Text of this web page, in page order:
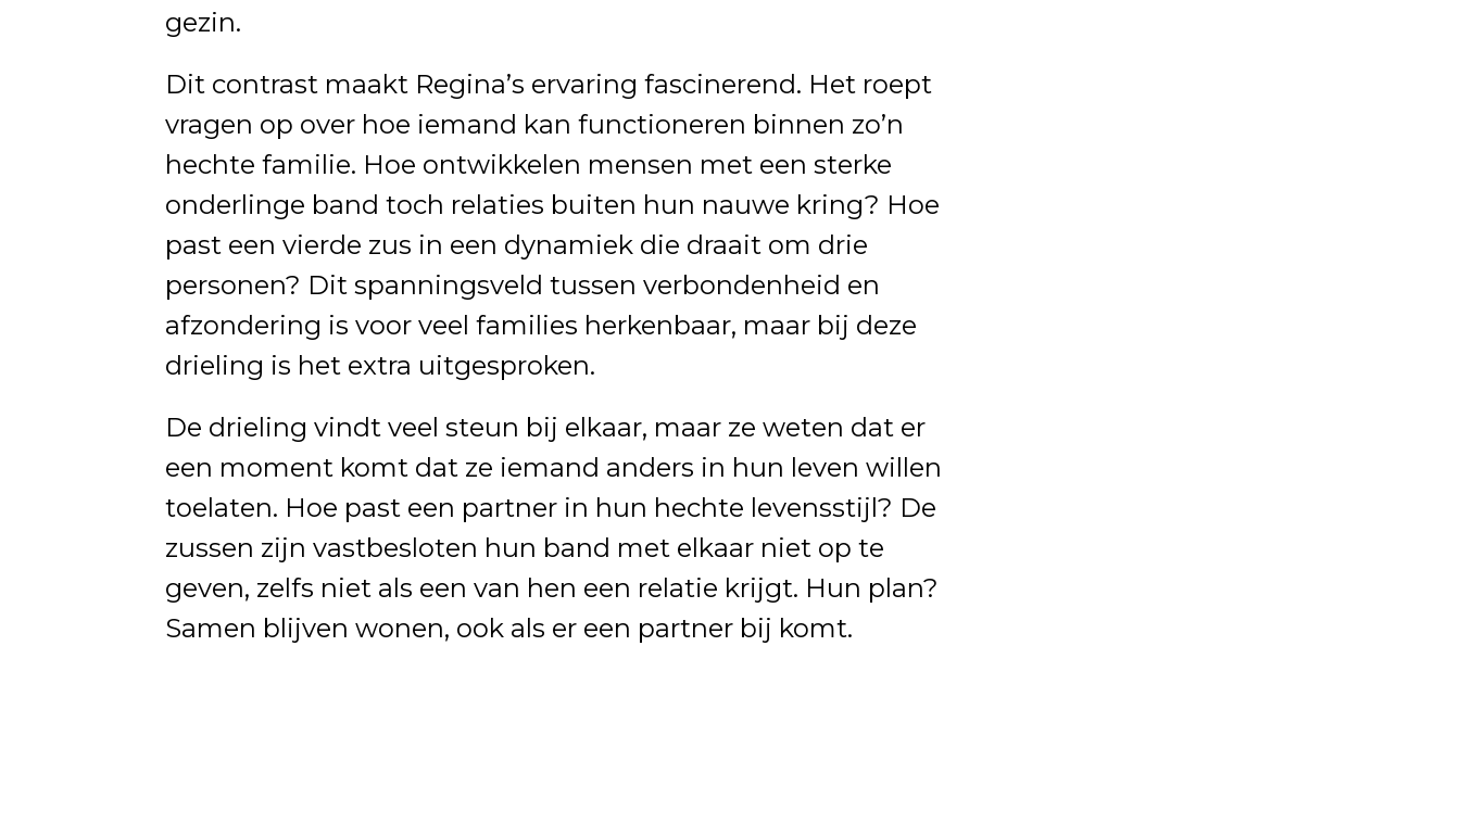
gezin.
Dit contrast maakt Regina’s ervaring fascinerend. Het roept
vragen op over hoe iemand kan functioneren binnen zo’n
hechte familie. Hoe ontwikkelen mensen met een sterke
onderlinge band toch relaties buiten hun nauwe kring? Hoe
past een vierde zus in een dynamiek die draait om drie
personen? Dit spanningsveld tussen verbondenheid en
afzondering is voor veel families herkenbaar, maar bij deze
drieling is het extra uitgesproken.
De drieling vindt veel steun bij elkaar, maar ze weten dat er
een moment komt dat ze iemand anders in hun leven willen
toelaten. Hoe past een partner in hun hechte levensstijl? De
zussen zijn vastbesloten hun band met elkaar niet op te
geven, zelfs niet als een van hen een relatie krijgt. Hun plan?
Samen blijven wonen, ook als er een partner bij komt.